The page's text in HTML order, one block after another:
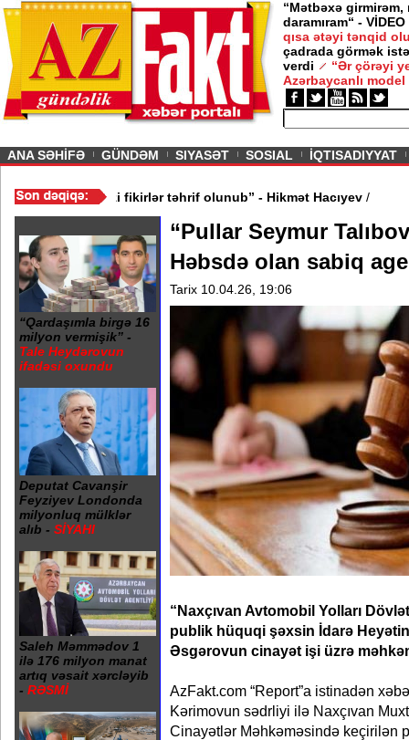
“Mətbəxə girmirəm,
daramıram“ - VİDEO
qısa ətəyi tənqid
çadrada görmək
verdi
“Ər çörəyi
Azərbaycanlı model
ANA SƏHİFƏ GÜNDƏM SIYASƏT SOSIAL İQTISADIYYAT
- VİDEO/“Mənə aid bəzi fikirlər təhrif olunub” - Hikmət
“Qardaşımla birgə 16
milyon vermişik” -
Tale Heydərovun
ifadəsi oxundu
Deputat Cavanşir
Feyziyev Londonda
milyonluq mülklər
alıb - SİYAHI
Saleh Məmmədov 1
ilə 176 milyon manat
artıq vəsait xərcləyib
- RƏSMİ
“Pullar Seymur
Həbsdə olan sabiq
Tarix 10.04.26, 19:06
“Naxçıvan Avtomobil Yolları
publik hüquqi şəxsin İdarə
Əsgərovun cinayət işi üzrə
AzFakt.com “Report”a istinadən
Kərimovun sədrliyi ilə Naxçıvan
Cinayətlər Məhkəməsində keçirilən